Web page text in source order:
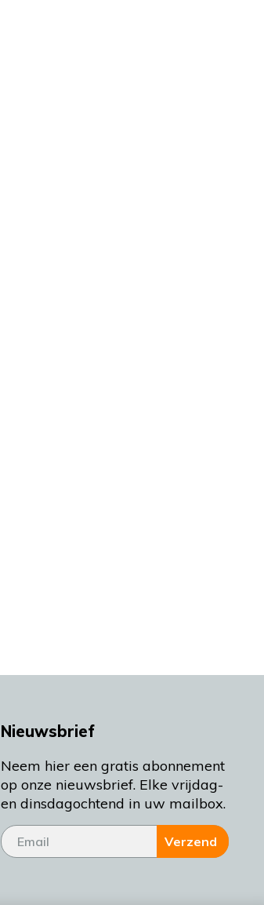
Nieuwsbrief
Neem hier een gratis abonnement
op onze nieuwsbrief. Elke vrijdag-
en dinsdagochtend in uw mailbox.
Verzend